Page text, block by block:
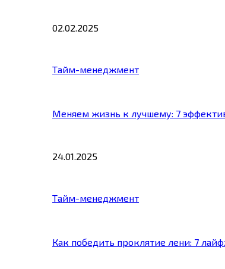
02.02.2025
Тайм-менеджмент
Меняем жизнь к лучшему: 7
24.01.2025
Тайм-менеджмент
Как победить проклятие лени: 7